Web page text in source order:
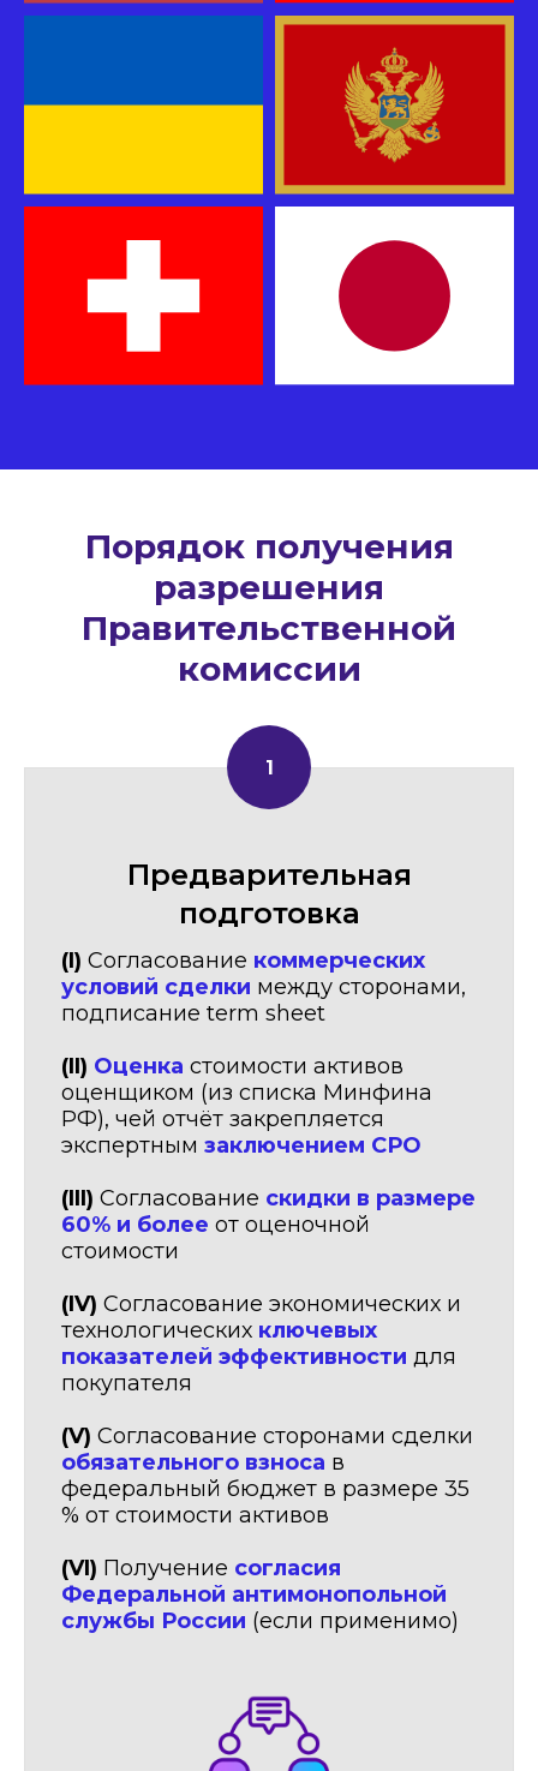
Порядок получения
разрешения
Правительственной
комиссии
Предварительная
подготовка
(I) Согласование коммерческих
условий сделки между сторонами,
подписание term sheet
(II) Оценка стоимости активов
оценщиком (из списка Минфина
РФ), чей отчёт закрепляется
экспертным заключением СРО
(III) Согласование скидки в размере
60% и более от оценочной
стоимости
(IV) Согласование экономических и
технологических ключевых
показателей эффективности для
покупателя
(V) Согласование сторонами сделки
обязательного взноса в
федеральный бюджет в размере 35
% от стоимости активов
(VI) Получение согласия
Федеральной антимонопольной
службы России (если применимо)